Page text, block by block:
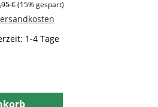
Preis:
€(15% gespart)
1-4 Tage
Gib den gewünschten